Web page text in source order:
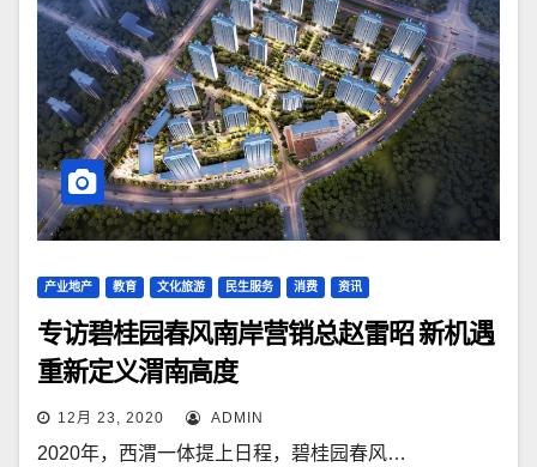
产业地产 教育 文化旅游 民生服务 消费 资讯
专访碧桂园春风南岸营销总赵雷昭 新机遇
重新定义渭南高度
12月 23, 2020 ADMIN
2020年，西渭一体提上日程，碧桂园春风…